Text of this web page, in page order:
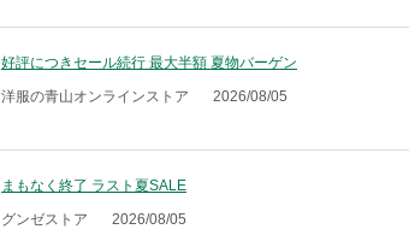
好評につきセール続行 最大半額 夏物バーゲン
洋服の青山オンラインストア 2026/08/05
まもなく終了 ラスト夏SALE
グンゼストア 2026/08/05